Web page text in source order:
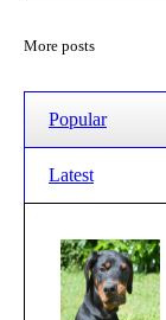
More posts
Popular
Latest